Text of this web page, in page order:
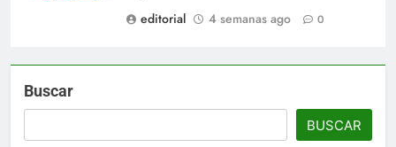
editorial
4 semanas ago 0
Buscar
BUSCAR